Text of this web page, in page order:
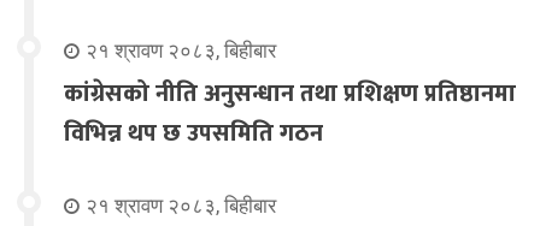
२१ श्रावण २०८३, बिहीबार
कांग्रेसको नीति अनुसन्धान तथा प्रशिक्षण प्रतिष्ठानमा
विभिन्न थप छ उपसमिति गठन
२१ श्रावण २०८३, बिहीबार